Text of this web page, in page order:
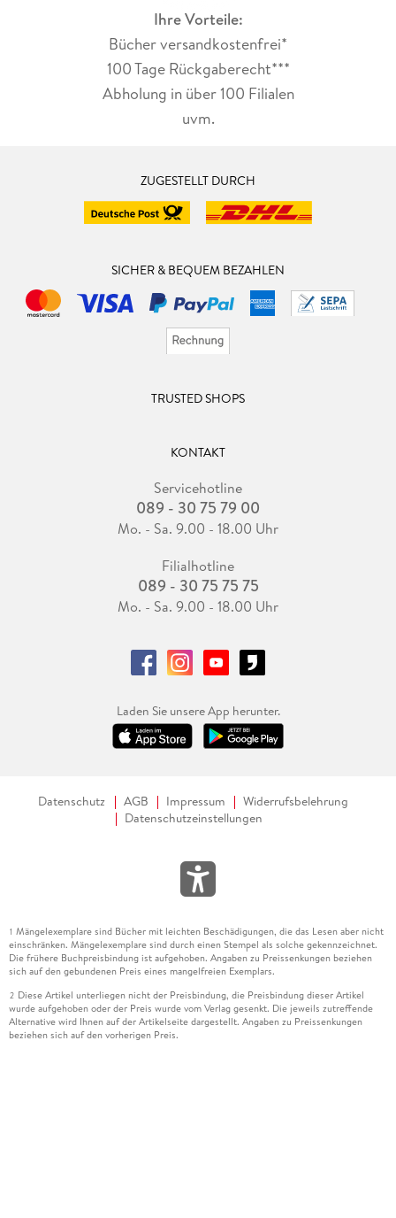
Ihre Vorteile:
Bücher versandkostenfrei*
100 Tage Rückgaberecht***
Abholung in über 100 Filialen
uvm.
ZUGESTELLT DURCH
SICHER & BEQUEM BEZAHLEN
TRUSTED SHOPS
KONTAKT
Servicehotline
089 - 30 75 79 00
Mo. - Sa. 9.00 - 18.00 Uhr
Filialhotline
089 - 30 75 75 75
Mo. - Sa. 9.00 - 18.00 Uhr
Laden Sie unsere App herunter.
Datenschutz AGB Impressum
Widerrufsbelehrung
Datenschutzeinstellungen
1 Mängelexemplare sind Bücher mit leichten Beschädigungen, die das Lesen aber nicht
einschränken. Mängelexemplare sind durch einen Stempel als solche gekennzeichnet.
Die frühere Buchpreisbindung ist aufgehoben. Angaben zu Preissenkungen beziehen
sich auf den gebundenen Preis eines mangelfreien Exemplars.
2 Diese Artikel unterliegen nicht der Preisbindung, die Preisbindung dieser Artikel
wurde aufgehoben oder der Preis wurde vom Verlag gesenkt. Die jeweils zutreffende
Alternative wird Ihnen auf der Artikelseite dargestellt. Angaben zu Preissenkungen
beziehen sich auf den vorherigen Preis.